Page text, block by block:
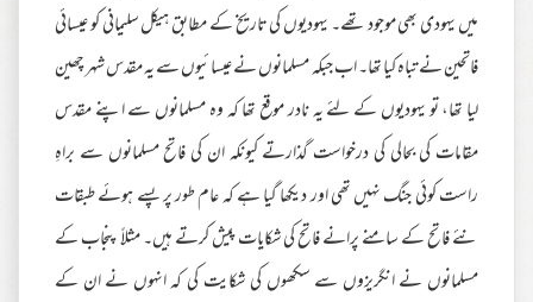
میں یہودی بھی موجود تھے۔ یہودیوں کی تاریخ کے مطابق ہیکل سلیمانی کو عیسائی
فاتحین نے تباہ کیا تھا۔ اب جبکہ مسلمانوں نے عیسائیوں سے یہ مقدس شہر چھین
لیا تھا، تو یہودیوں کے لئے یہ نادر موقع تھا کہ وہ مسلمانوں سے اپنے مقدس
مقامات کی بحالی کی درخواست گذارتے کیونکہ ان کی فاتح مسلمانوں سے براہِ
راست کوئی جنگ نہیں تھی اور دیکھا گیا ہے کہ عام طور پر پسے ہوئے طبقات
نئے فاتح کے سامنے پرانے فاتح کی شکایات پیش کرتے ہیں۔ مثلاً پنجاب کے
مسلمانوں نے انگریزوں سے سکھوں کی شکایت کی کہ انہوں نے ان کے